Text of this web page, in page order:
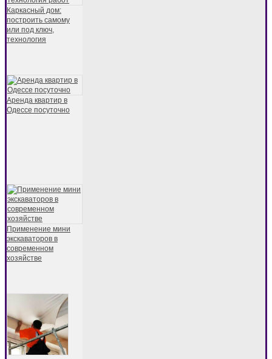
Каркасный дом:
построить самому
или под ключ,
технология
Аренда квартир в
Одессе посуточно
Применение мини
экскаваторов в
современном
хозяйстве